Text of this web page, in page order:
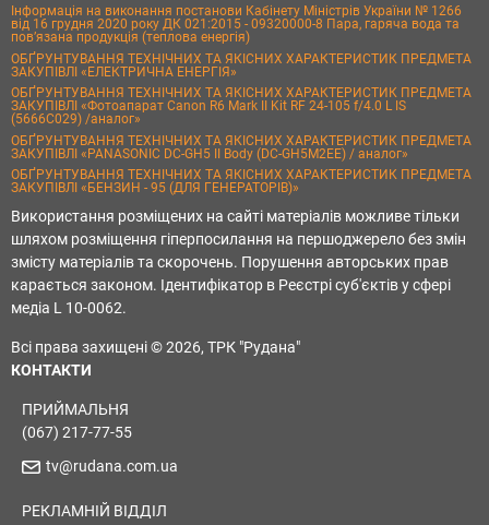
Інформація на виконання постанови Кабінету Міністрів України № 1266
від 16 грудня 2020 року ДК 021:2015 - 09320000-8 Пара, гаряча вода та
пов’язана продукція (теплова енергія)
ОБҐРУНТУВАННЯ ТЕХНІЧНИХ ТА ЯКІСНИХ ХАРАКТЕРИСТИК ПРЕДМЕТА
ЗАКУПІВЛІ «ЕЛЕКТРИЧНА ЕНЕРГІЯ»
ОБҐРУНТУВАННЯ ТЕХНІЧНИХ ТА ЯКІСНИХ ХАРАКТЕРИСТИК ПРЕДМЕТА
ЗАКУПІВЛІ «Фотоапарат Canon R6 Mark II Kit RF 24-105 f/4.0 L IS
(5666C029) /аналог»
ОБҐРУНТУВАННЯ ТЕХНІЧНИХ ТА ЯКІСНИХ ХАРАКТЕРИСТИК ПРЕДМЕТА
ЗАКУПІВЛІ «PANASONIC DC-GH5 II Body (DC-GH5M2EE) / аналог»
ОБҐРУНТУВАННЯ ТЕХНІЧНИХ ТА ЯКІСНИХ ХАРАКТЕРИСТИК ПРЕДМЕТА
ЗАКУПІВЛІ «БЕНЗИН - 95 (ДЛЯ ГЕНЕРАТОРІВ)»
Використання розміщених на сайті матеріалів можливе тільки
шляхом розміщення гіперпосилання на першоджерело без змін
змісту матеріалів та скорочень. Порушення авторських прав
карається законом. Ідентифікатор в Реєстрі суб'єктів у сфері
медіа L 10-0062.
Всі права захищені © 2026, ТРК "Рудана"
КОНТАКТИ
ПРИЙМАЛЬНЯ
(067) 217-77-55
tv@rudana.com.ua
РЕКЛАМНІЙ ВІДДІЛ